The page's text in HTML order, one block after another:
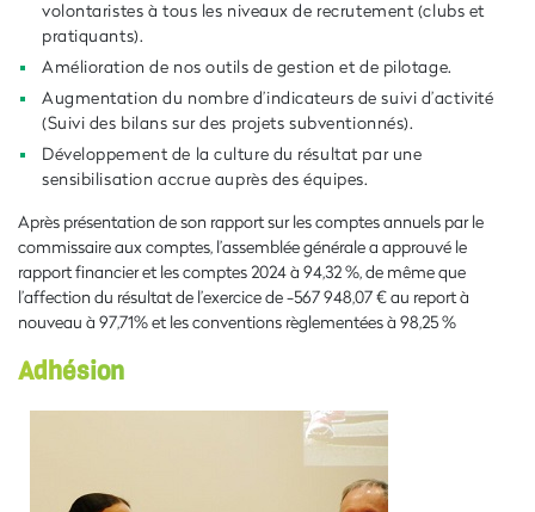
volontaristes à tous les niveaux de recrutement (clubs et
pratiquants).
Amélioration de nos outils de gestion et de pilotage.
Augmentation du nombre d’indicateurs de suivi d’activité
(Suivi des bilans sur des projets subventionnés).
Développement de la culture du résultat par une
sensibilisation accrue auprès des équipes.
Après présentation de son rapport sur les comptes annuels par le
commissaire aux comptes, l’assemblée générale a approuvé le
rapport financier et les comptes 2024 à 94,32 %, de même que
l’affection du résultat de l’exercice de -567 948,07 € au report à
nouveau à 97,71% et les conventions règlementées à 98,25 %
Adhésion